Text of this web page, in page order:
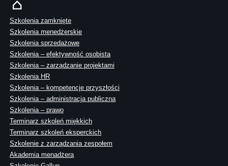
Szkolenia zamknięte
Szkolenia menedżerskie
Szkolenia sprzedażowe
Szkolenia – efektywność osobista
Szkolenia – zarządzanie projektami
Szkolenia HR
Szkolenia – kompetencje przyszłości
Szkolenia – administracja publiczna
Szkolenia – prawo
Terminarz szkoleń miękkich
Terminarz szkoleń eksperckich
Szkolenie z zarządzania zespołem
Akademia menadżera